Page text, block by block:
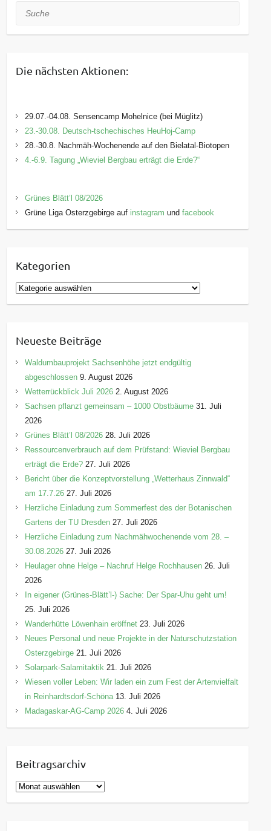
Suche
Die nächsten Aktionen:
29.07.-04.08. Sensencamp Mohelnice (bei Müglitz)
23.-30.08. Deutsch-tschechisches HeuHoj-Camp
28.-30.8. Nachmäh-Wochenende auf den Bielatal-Biotopen
4.-6.9. Tagung „Wieviel Bergbau erträgt die Erde?“
Grünes Blätt’l 08/2026
Grüne Liga Osterzgebirge auf instagram undfacebook
Kategorien
K
a
g
o
i
e
Neueste Beiträge
Waldumbauprojekt Sachsenhöhe jetzt endgültig
abgeschlossen 9. August 2026
Wetterrückblick Juli 2026 2. August 2026
Sachsen pflanzt gemeinsam – 1000 Obstbäume 31. Juli
2026
Grünes Blätt’l 08/2026 28. Juli 2026
Ressourcenverbrauch auf dem Prüfstand: Wieviel Bergbau
erträgt die Erde? 27. Juli 2026
Bericht über die Konzeptvorstellung „Wetterhaus Zinnwald“
am 17.7.26 27. Juli 2026
Herzliche Einladung zum Sommerfest des der Botanischen
Gartens der TU Dresden 27. Juli 2026
Herzliche Einladung zum Nachmähwochenende vom 28. –
30.08.2026 27. Juli 2026
Heulager ohne Helge – Nachruf Helge Rochhausen 26. Juli
2026
In eigener (Grünes-Blätt’l-) Sache: Der Spar-Uhu geht um!
25. Juli 2026
Wanderhütte Löwenhain eröffnet 23. Juli 2026
Neues Personal und neue Projekte in der Naturschutzstation
Osterzgebirge 21. Juli 2026
Solarpark-Salamitaktik 21. Juli 2026
Wiesen voller Leben: Wir laden ein zum Fest der Artenvielfalt
in Reinhardtsdorf-Schöna 13. Juli 2026
Madagaskar-AG-Camp 2026 4. Juli 2026
Beitragsarchiv
B
e